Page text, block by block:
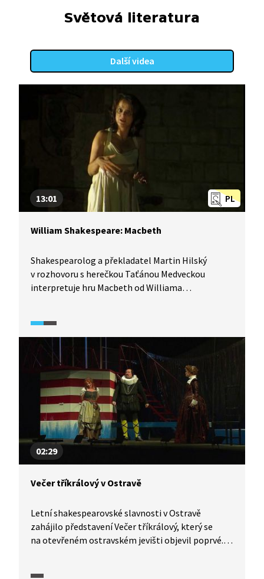
Světová literatura
Další videa
PL
13:01
William Shakespeare: Macbeth
Shakespearolog a překladatel Martin Hilský
v rozhovoru s herečkou Taťánou Medveckou
interpretuje hru Macbeth od Williama
byla napsána? Hilský hovoří o motivu času
a čarodějnic a zmiňuje dále charakteristiku
postavy Macbetha a kontext vzniku hry. Pasáž
obsahuje ukázky z divadelního představení
hraného na Letních shakespearovských
slavnostech na Pražském hradě.
02:29
Večer tříkrálový v Ostravě
Letní shakespearovské slavnosti v Ostravě
zahájilo představení Večer tříkrálový, který se
na otevřeném ostravském jevišti objevil poprvé.